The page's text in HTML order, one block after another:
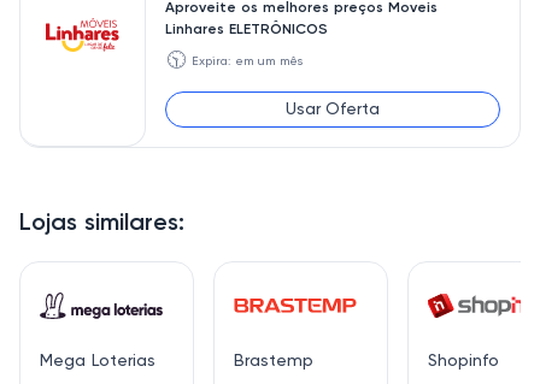
Lojas similares:
Mega Loterias Brastemp Shopinfo
Aproveite os melhores preços Moveis
Linhares ELETRÔNICOS
🕥 Expira: em um mês
Usar Oferta